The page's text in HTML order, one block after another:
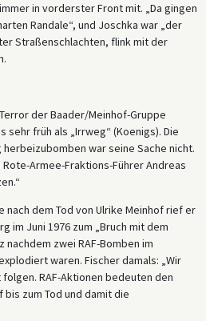
in vorderster Front mit. „Da gingen
Randale“, und Joschka war „der
Straßenschlachten, flink mit der
der Baader/Meinhof-Gruppe
früh als „Irrweg“ (Koenigs). Die
war seine Sache nicht.
Armee-Fraktions-Führer Andreas
dem Tod von Ulrike Meinhof rief er
im Juni 1976 zum „Bruch mit dem
zwei RAF-Bomben im
waren. Fischer damals: „Wir
RAF-Aktionen bedeuten den
zum Tod und damit die